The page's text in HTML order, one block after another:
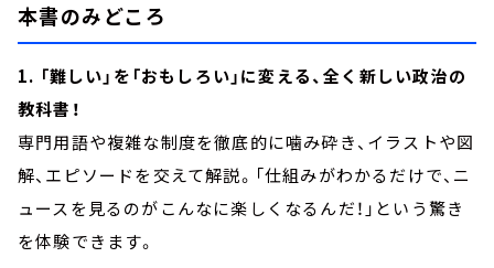
本書のみどころ
1. 「難しい」を「おもしろい」に変える、全く新しい政治の
教科書！
専門用語や複雑な制度を徹底的に噛み砕き、イラストや図
解、エピソードを交えて解説。「仕組みがわかるだけで、ニ
ュースを見るのがこんなに楽しくなるんだ！」という驚き
を体験できます。